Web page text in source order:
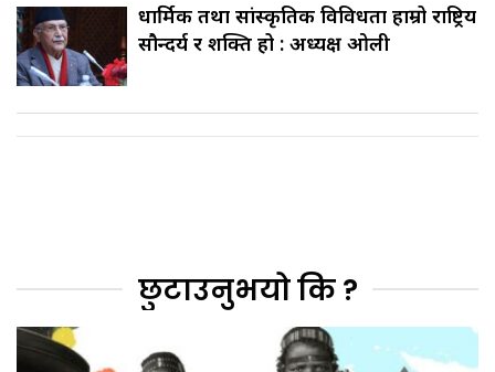
धार्मिक तथा सांस्कृतिक विविधता हाम्रो राष्ट्रिय
सौन्दर्य र शक्ति हो : अध्यक्ष ओली
छुटाउनुभयो कि ?